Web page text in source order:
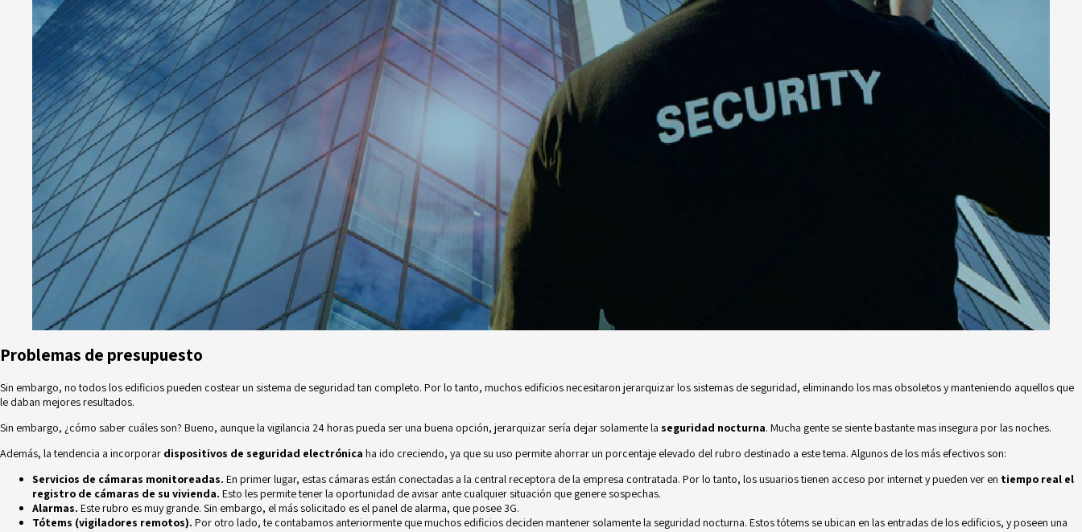
Problemas de presupuesto
Sin embargo, no todos los edificios pueden costear un sistema de seguridad tan completo. Por lo tanto, muchos edificios necesitaron jerarquizar los sistemas de seguridad, eliminando los mas obsoletos y manteniendo aquellos que
le daban mejores resultados.
Sin embargo, ¿cómo saber cuáles son? Bueno, aunque la vigilancia 24 horas pueda ser una buena opción, jerarquizar sería dejar solamente la seguridad nocturna. Mucha gente se siente bastante mas insegura por las noches.
Además, la tendencia a incorporar dispositivos de seguridad electrónica ha ido creciendo, ya que su uso permite ahorrar un porcentaje elevado del rubro destinado a este tema. Algunos de los más efectivos son:
Servicios de cámaras monitoreadas. En primer lugar, estas cámaras están conectadas a la central receptora de la empresa contratada. Por lo tanto, los usuarios tienen acceso por internet y pueden ver en tiempo real el
registro de cámaras de su vivienda. Esto les permite tenerla oportunidad de avisar ante cualquier situación que genere sospechas.
Alarmas. Este rubro es muy grande. Sin embargo, el más solicitado es elpanel de alarma, que posee 3G.
Tótems (vigiladores remotos). Por otro lado, te contabamos anteriormente que muchos edificios deciden mantener solamente la seguridad nocturna. Estos tótems se ubican en las entradas de los edificios, y poseen una